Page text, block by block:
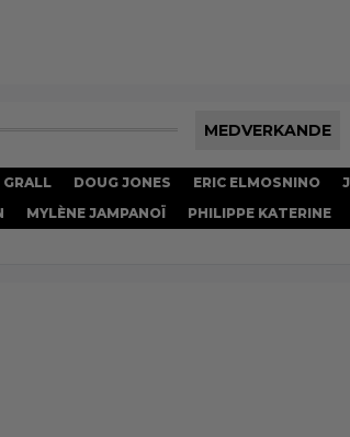
MEDVERKANDE
GRALL DOUG JONES ERIC ELMOSNINO
MYLÈNE JAMPANOÏ PHILIPPE KATERINE